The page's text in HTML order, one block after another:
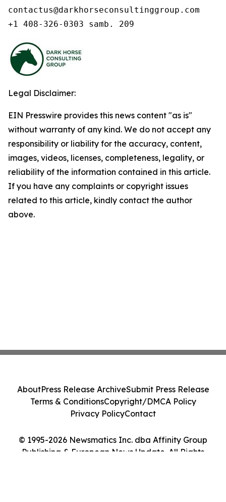
contactus@darkhorseconsultinggroup.com
+1 408-326-0303 samb. 209
Legal Disclaimer:
EIN Presswire provides this news content "as is"
without warranty of any kind. We do not accept any
responsibility or liability for the accuracy, content,
images, videos, licenses, completeness, legality, or
reliability of the information contained in this article.
If you have any complaints or copyright issues
related to this article, kindly contact the author
above.
© 1995-2026 Newsmatics Inc. dba Affinity Group
Publishing & European News Update. All Rights
AboutPress Release ArchiveSubmit Press Release
Terms & ConditionsCopyright/DMCA Policy
Privacy PolicyContact